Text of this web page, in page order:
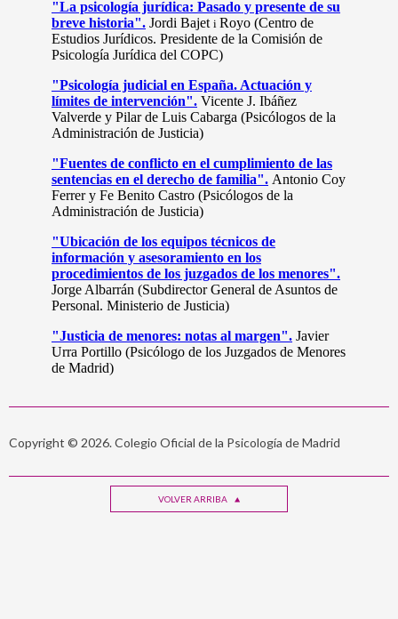
Copyright © 2026. Colegio Oficial de la Psicología de Madrid
VOLVER ARRIBA